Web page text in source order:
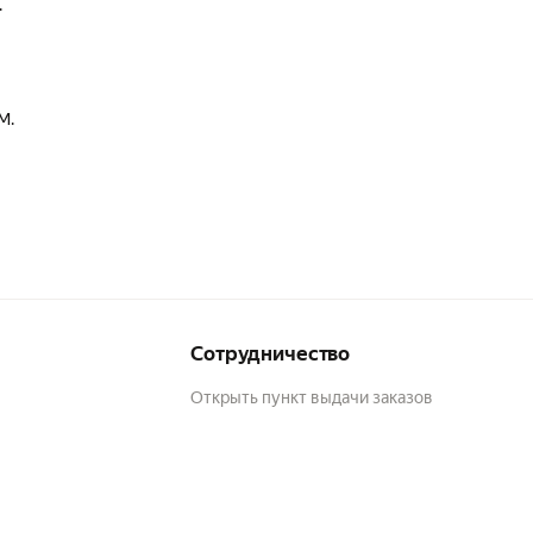
Сотрудничество
Открыть пункт выдачи заказов